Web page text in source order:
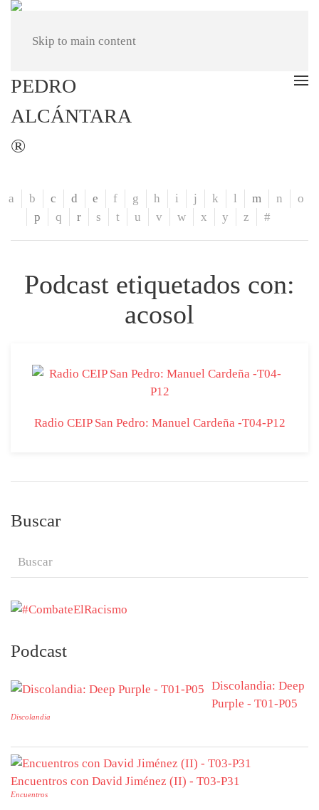
Skip to main content
a b c d e f g h i j k l m n
o
p
q r s t u v w x y z #
Podcast etiquetados con:
acosol
Radio CEIP San Pedro: Manuel Cardeña -T04-P12
Buscar
Podcast
Discolandia: Deep
Purple - T01-P05
Discolandia
Encuentros con David Jiménez (II) - T03-P31
Encuentros